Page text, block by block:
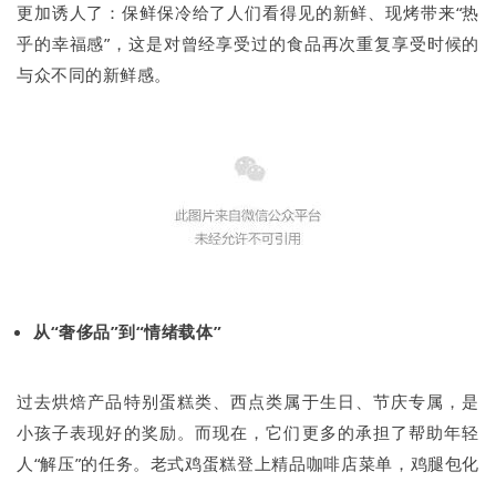
更加诱人了：保鲜保冷给了人们看得见的新鲜、现烤带来“热
乎的幸福感”，这是对曾经享受过的食品再次重复享受时候的
与众不同的新鲜感。
从“奢侈品”到“情绪载体”
过去烘焙产品特别蛋糕类、西点类属于生日、节庆专属，是
小孩子表现好的奖励。而现在，它们更多的承担了帮助年轻
人“解压”的任务。老式鸡蛋糕登上精品咖啡店菜单，鸡腿包化